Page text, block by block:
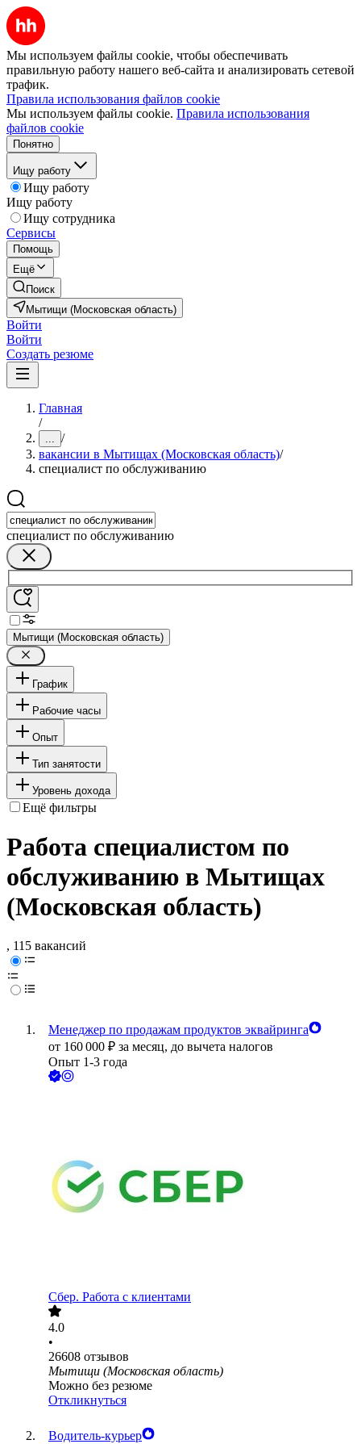
Мы используем файлы cookie, чтобы обеспечивать
правильную работу нашего веб-сайта и анализировать сетевой
трафик.
Правила использования файлов cookie
Мы используем файлы cookie. Правила использования
файлов cookie
Понятно
Ищу работу
Ищу работу
Ищу работу
Ищу сотрудника
Сервисы
Помощь
Ещё
Поиск
Мытищи (Московская область)
Войти
Войти
Создать резюме
Главная
/
... /
вакансии в Мытищах (Московская область)/
специалист по обслуживанию
специалист по обслуживанию
Мытищи (Московская область)
График
Рабочие часы
Опыт
Тип занятости
Уровень дохода
Ещё фильтры
Работа специалистом по
обслуживанию в Мытищах
(Московская область)
, 115 вакансий
Менеджер по продажам продуктов эквайринга
от 160 000 ₽ за месяц, до вычета налогов
Опыт 1-3 года
Сбер. Работа с клиентами
4.0
•
26608 отзывов
Мытищи (Московская область)
Можно без резюме
Откликнуться
Водитель-курьер